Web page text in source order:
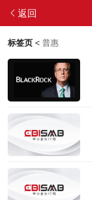
返回
标签页 <普惠